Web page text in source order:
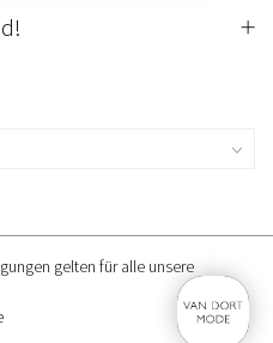
gelten für alle unsere